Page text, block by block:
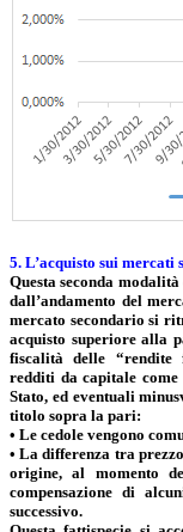
5. L’acquisto sui mercati
Questa seconda
dall’andamento del
mercato secondario si
acquisto superiore alla
fiscalità delle “rendite
redditi da capitale
Stato, ed eventuali
titolo sopra la pari:
• Le cedole vengono
• La differenza tra
origine, al momento
compensazione di
successivo.